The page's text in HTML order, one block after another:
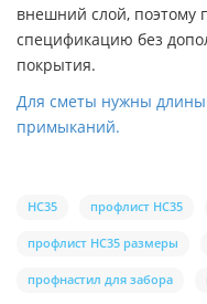
внешний слой, поэтому
спецификацию без
покрытия.
Для сметы нужны
примыканий.
НС35 профлист НС35
профлист НС35 размеры
профнастил для забора